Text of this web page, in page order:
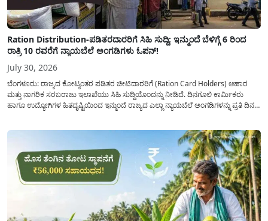
Ration Distribution-ಪಡಿತರದಾರರಿಗೆ ಸಿಹಿ ಸುದ್ದಿ: ಇನ್ಮುಂದೆ ಬೆಳಿಗ್ಗೆ 6 ರಿಂದ
ರಾತ್ರಿ 10 ರವರೆಗೆ ನ್ಯಾಯಬೆಲೆ ಅಂಗಡಿಗಳು ಓಪನ್!
July 30, 2026
ಬೆಂಗಳೂರು: ರಾಜ್ಯದ ಕೋಟ್ಯಂತರ ಪಡಿತರ ಚೀಟಿದಾರರಿಗೆ (Ration Card Holders) ಆಹಾರ
ಮತ್ತು ನಾಗರಿಕ ಸರಬರಾಜು ಇಲಾಖೆಯು ಸಿಹಿ ಸುದ್ದಿಯೊಂದನ್ನು ನೀಡಿದೆ. ದಿನಗೂಲಿ ಕಾರ್ಮಿಕರು
ಹಾಗೂ ಉದ್ಯೋಗಿಗಳ ಹಿತದೃಷ್ಟಿಯಿಂದ ಇನ್ಮುಂದೆ ರಾಜ್ಯದ ಎಲ್ಲಾ ನ್ಯಾಯಬೆಲೆ ಅಂಗಡಿಗಳನ್ನು ಪ್ರತಿ ದಿನ